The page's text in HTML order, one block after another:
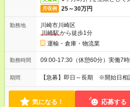
月収例 25～30万円
勤務地
川崎市川崎区
川崎駅から徒歩1分
運輸・倉庫・物流業
勤務時間 09:00-17:30（休憩60分）実働7
期間 【急募】即日～長期 ※開始日相
気になる！ 応募する